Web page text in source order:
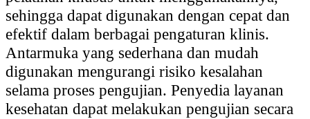
sehingga dapat digunakan dengan cepat dan
efektif dalam berbagai pengaturan klinis.
Antarmuka yang sederhana dan mudah
digunakan mengurangi risiko kesalahan
selama proses pengujian. Penyedia layanan
kesehatan dapat melakukan pengujian secara